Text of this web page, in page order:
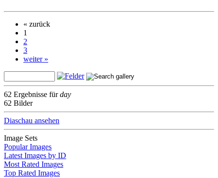
« zurück
1
2
3
weiter »
62 Ergebnisse fürday
62 Bilder
Diaschau ansehen
Image Sets
Popular Images
Latest Images by ID
Most Rated Images
Top Rated Images